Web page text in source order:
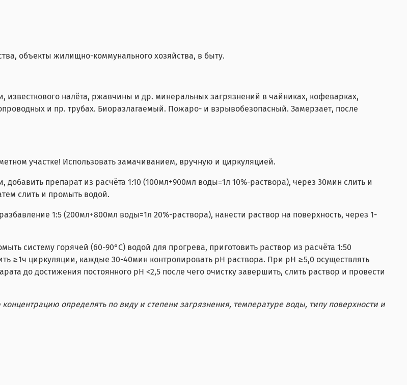
объекты жилищно-коммунального хозяйства, в быту.
налёта, ржавчины и др. минеральных загрязнений в чайниках, кофеварках,
и пр. трубах. Биоразлагаемый. Пожаро- и взрывобезопасный. Замерзает, после
участке! Использовать замачиванием, вручную и циркуляцией.
препарат из расчёта 1:10 (100мл+900мл воды=1л 10%-раствора), через 30мин слить и
слить и промыть водой.
1:5 (200мл+800мл воды=1л 20%-раствора), нанести раствор на поверхность, через 1-
систему горячей (60-90°C) водой для прогрева, приготовить раствор из расчёта 1:50
≥1ч циркуляции, каждые 30-40мин контролировать pH раствора. При pH ≥5,0 осуществлять
до достижения постоянного pH <2,5 после чего очистку завершить, слить раствор и провести
определять по виду и степени загрязнения, температуре воды, типу поверхности и